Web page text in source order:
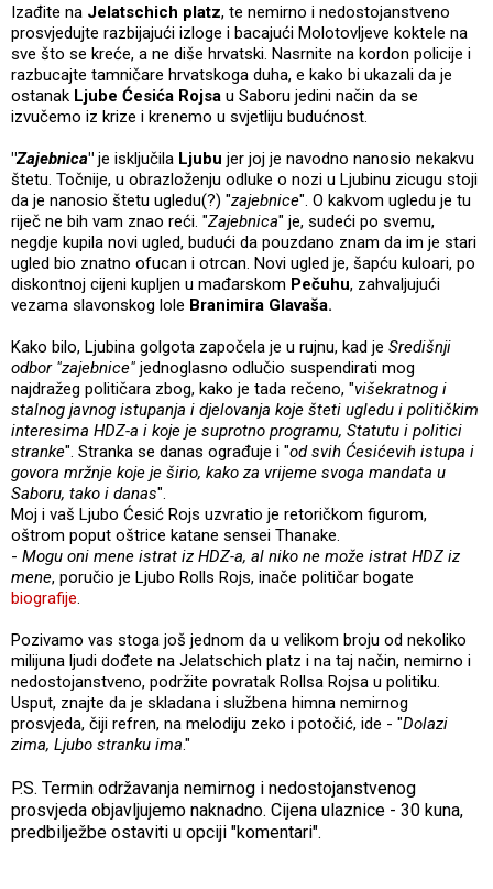
Izađite na Jelatschich platz, te nemirno i nedostojanstveno
prosvjedujte razbijajući izloge i bacajući Molotovljeve koktele na
sve što se kreće, a ne diše hrvatski. Nasrnite na kordon policije i
razbucajte tamničare hrvatskoga duha, e kako bi ukazali da je
ostanak Ljube Ćesića Rojsa u Saboru jedini način da se
izvučemo iz krize i krenemo u svjetliju budućnost.
"Zajebnica" je isključila Ljubu jer joj je navodno nanosio nekakvu
štetu. Točnije, u obrazloženju odluke o nozi u Ljubinu zicugu stoji
da je nanosio štetu ugledu(?) "zajebnice". O kakvom ugledu je tu
riječ ne bih vam znao reći. "Zajebnica" je, sudeći po svemu,
negdje kupila novi ugled, budući da pouzdano znam da im je stari
ugled bio znatno ofucan i otrcan. Novi ugled je, šapću kuloari, po
diskontnoj cijeni kupljen u mađarskom Pečuhu, zahvaljujući
vezama slavonskog lole Branimira Glavaša.
Kako bilo, Ljubina golgota započela je u rujnu, kad je Središnji
odbor "zajebnice" jednoglasno odlučio suspendirati mog
najdražeg političara zbog, kako je tada rečeno, "višekratnog i
stalnog javnog istupanja i djelovanja koje šteti ugledu i političkim
interesima HDZ-a i koje je suprotno programu, Statutu i politici
stranke". Stranka se danas ograđuje i "od svih Ćesićevih istupa i
govora mržnje koje je širio, kako za vrijeme svoga mandata u
Saboru, tako i danas".
Moj i vaš Ljubo Ćesić Rojs uzvratio je retoričkom figurom,
oštrom poput oštrice katane sensei Thanake.
- Mogu oni mene istrat iz HDZ-a, al niko ne može istrat HDZ iz
mene, poručio je Ljubo Rolls Rojs, inače političar bogate
biografije.
Pozivamo vas stoga još jednom da u velikom broju od nekoliko
milijuna ljudi dođete na Jelatschich platz i na taj način, nemirno i
nedostojanstveno, podržite povratak Rollsa Rojsa u politiku.
Usput, znajte da je skladana i službena himna nemirnog
prosvjeda, čiji refren, na melodiju zeko i potočić, ide - "Dolazi
zima, Ljubo stranku ima."
P.S. Termin održavanja nemirnog i nedostojanstvenog
prosvjeda objavljujemo naknadno. Cijena ulaznice - 30 kuna,
predbilježbe ostaviti u opciji "komentari".